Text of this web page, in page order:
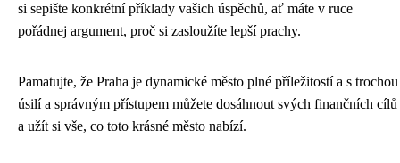
si sepište konkrétní příklady vašich úspěchů, ať máte v ruce
pořádnej argument, proč si zasloužíte lepší prachy.
Pamatujte, že Praha je dynamické město plné příležitostí a s trochou
úsilí a správným přístupem můžete dosáhnout svých finančních cílů
a užít si vše, co toto krásné město nabízí.